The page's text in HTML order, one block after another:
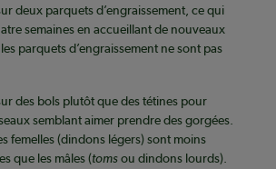
deux parquets d’engraissement, ce qui
semaines en accueillant de nouveaux
parquets d’engraissement ne sont pas
des bols plutôt que des tétines pour
semblant aimer prendre des gorgées.
femelles (dindons légers) sont moins
que les mâles (tomsou dindons lourds).